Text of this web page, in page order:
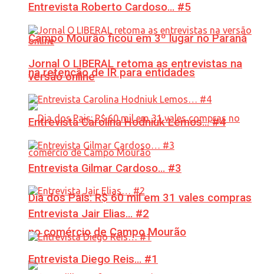
Campo Mourão ficou em 3º lugar no Paraná
na retenção de IR para entidades
Dia dos Pais: R$ 60 mil em 31 vales compras
no comércio de Campo Mourão
Entrevista Roberto Cardoso… #5
Jornal O LIBERAL retoma as entrevistas na
versão online
Entrevista Carolina Hodniuk Lemos… #4
Entrevista Gilmar Cardoso… #3
Entrevista Jair Elias… #2
Entrevista Diego Reis… #1